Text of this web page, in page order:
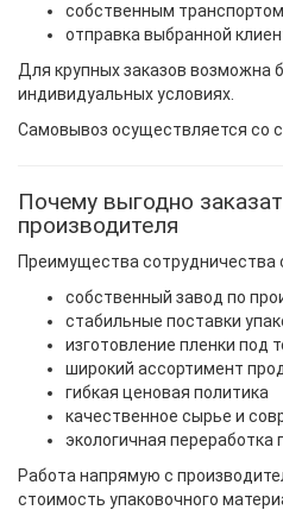
собственным
отправка выбранной
Для крупных заказов возможна
индивидуальных условиях.
Самовывоз осуществляется со
Почему выгодно
производителя
Преимущества сотрудничества
собственный завод по
стабильные поставки
изготовление пленки под
широкий ассортимент
гибкая ценовая политика
качественное сырье и
экологичная переработка
Работа напрямую с
стоимость упаковочного